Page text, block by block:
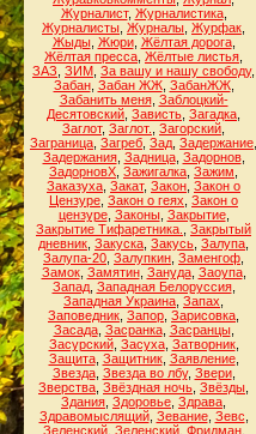
Журналист, Журналистика,
Журналисты Журналы Журфак
Жыды, Жюри, Жёлтая дорога,
Жёлтая пресса Жёлтые листья
ЗАЗ ЗИМ За вашу и нашу свободу,
Забан, Забан ЖЖ, ЗабанЖЖ,
Забанить меня, Заблоцкий-
Десятовский Зависть Загадка
Заглот, Заглот. Загорский
Заграница Загреб Зад Задержание
Задержания, Задница, Задорнов,
ЗадорновХ Зажигалка Зажим
Заказуха Закат, Закон Закон о
Цензуре Закон о геях Закон о
цензуре, Законы, Закрытие,
Закрытие Тифаретника.
Закрытый
дневник Закуска Закусь Залупа
Залупа-20 Залупкин Заменгоф
Замок, Замятин, Зануда, Заоупа,
Запад, Западная Белоруссия,
Западная Украина Запах
Заповедник Запор Зарисовка
Засада, Засранка, Засранцы,
Засурский, Засуха, Затворник,
Защита, Защитник, Заявление,
Звезда, Звезда во лбу, Звери,
Зверства Звёздная ночь Звёзды
Здания Здоровье Здрава
Здравомыслящий, Зевание, Зевс
Зеленский, Зеленский. Фридман,